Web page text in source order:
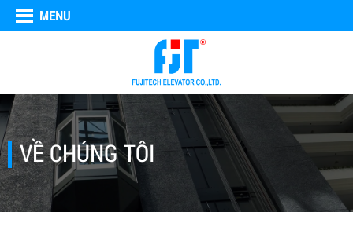
MENU
VỀ CHÚNG TÔI